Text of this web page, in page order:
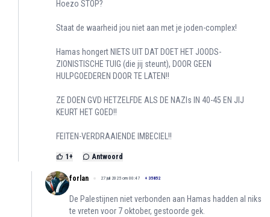
Hoezo STOP?
Staat de waarheid jou niet aan met je joden-complex!
Hamas hongert NIETS UIT DAT DOET HET JOODS-
ZIONISTISCHE TUIG (die jij steunt), DOOR GEEN
HULPGOEDEREN DOOR TE LATEN!!
ZE DOEN GVD HETZELFDE ALS DE NAZIs IN 40-45 EN JIJ
KEURT HET GOED!!
FEITEN-VERDRAAIENDE IMBECIEL!!
1 + Antwoord
forlan 27 juli 2025 om 00:47 + 35852
De Palestijnen niet verbonden aan Hamas hadden al niks
te vreten voor 7 oktober, gestoorde gek.